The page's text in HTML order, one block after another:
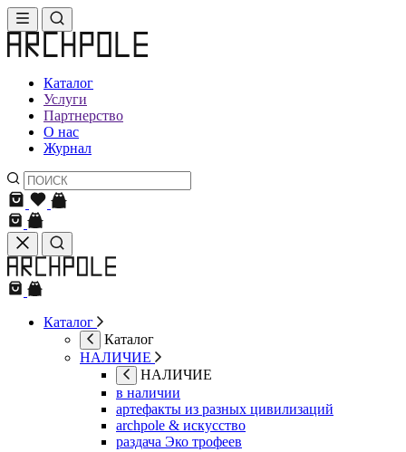
Каталог
Услуги
Партнерство
О нас
Журнал
Каталог
Каталог
НАЛИЧИЕ
НАЛИЧИЕ
в наличии
артефакты из разных цивилизаций
archpole & искусство
раздача Эко трофеев